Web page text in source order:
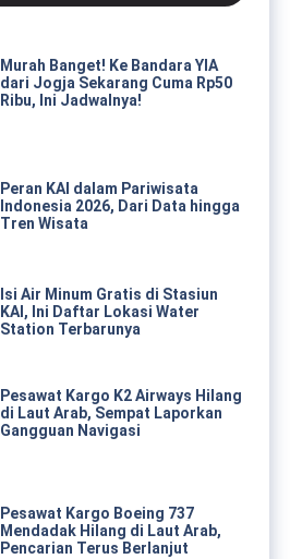
Murah Banget! Ke Bandara YIA
dari Jogja Sekarang Cuma Rp50
Ribu, Ini Jadwalnya!
Peran KAI dalam Pariwisata
Indonesia 2026, Dari Data hingga
Tren Wisata
Isi Air Minum Gratis di Stasiun
KAI, Ini Daftar Lokasi Water
Station Terbarunya
Pesawat Kargo K2 Airways Hilang
di Laut Arab, Sempat Laporkan
Gangguan Navigasi
Pesawat Kargo Boeing 737
Mendadak Hilang di Laut Arab,
Pencarian Terus Berlanjut